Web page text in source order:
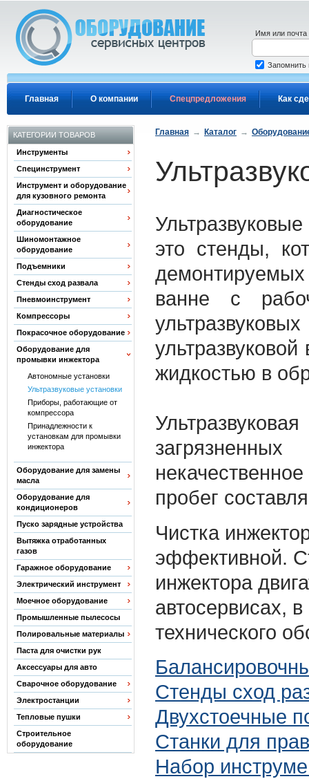
Главная О компании Спецпредложения Как
Имя или почта
Запомнить
КАТЕГОРИИ ТОВАРОВ
Инструменты
Специнструмент
Инструмент и оборудование
для кузовного ремонта
Диагностическое
оборудование
Шиномонтажное
оборудование
Подъемники
Стенды сход развала
Пневмоинструмент
Компрессоры
Покрасочное оборудование
Оборудование для
промывки инжектора
Автономные установки
Ультразвуковые установки
Приборы, работающие от
компрессора
Принадлежности к
установкам для промывки
инжектора
Оборудование для замены
масла
Оборудование для
кондиционеров
Пуско зарядные устройства
Вытяжка отработанных
газов
Гаражное оборудование
Электрический инструмент
Моечное оборудование
Промышленные пылесосы
Полировальные материалы
Паста для очистки рук
Аксессуары для авто
Сварочное оборудование
Электростанции
Тепловые пушки
Строительное
оборудование
Главная → Каталог →
это стенды,
ванне с
жидкостью в
пробег
Чистка
эффективной.
инжектора
автосервисах,
технического
Стенды сход
Двухстоечные
Станки для
Набор